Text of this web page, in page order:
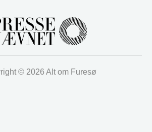
© 2026 Alt om Furesø